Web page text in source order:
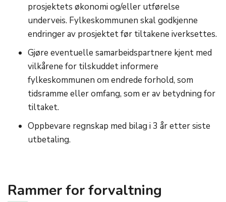
prosjektets økonomi og/eller utførelse
underveis. Fylkeskommunen skal godkjenne
endringer av prosjektet før tiltakene iverksettes.
Gjøre eventuelle samarbeidspartnere kjent med
vilkårene for tilskuddet informere
fylkeskommunen om endrede forhold, som
tidsramme eller omfang, som er av betydning for
tiltaket.
Oppbevare regnskap med bilag i 3 år etter siste
utbetaling.
Rammer for forvaltning